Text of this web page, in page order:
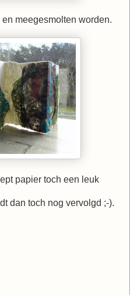
meegesmolten worden.
papier toch een leuk
dan toch nog vervolgd ;-).